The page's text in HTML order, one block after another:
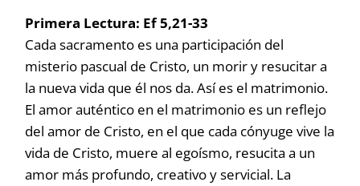
Primera Lectura: Ef 5,21-33
Cada sacramento es una participación del
misterio pascual de Cristo, un morir y resucitar a
la nueva vida que él nos da. Así es el matrimonio.
El amor auténtico en el matrimonio es un reflejo
del amor de Cristo, en el que cada cónyuge vive la
vida de Cristo, muere al egoísmo, resucita a un
amor más profundo, creativo y servicial. La